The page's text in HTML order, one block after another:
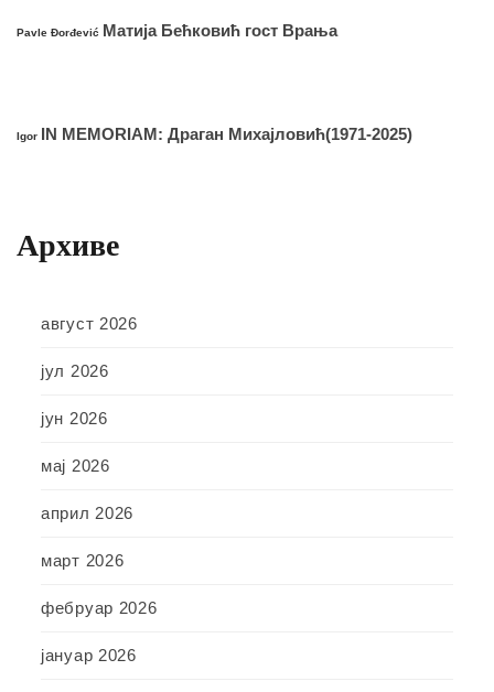
Pavle Đorđević Матија Бећковић гост Врања
Igor IN MEMORIAM: Драган Михајловић(1971-2025)
Архиве
август 2026
јул 2026
јун 2026
мај 2026
април 2026
март 2026
фебруар 2026
јануар 2026